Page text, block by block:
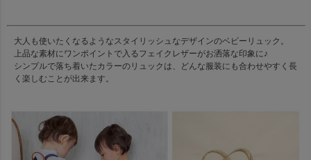
大人も使いたくなるようなスタイリッシュなデザインのベビーリュック。
上品な素材にワンポイントで入るフェイクレザーがお洒落な印象に♪
シンプルで落ち着いたカラーのリュックは、どんな服装にも合わせやすく長
く楽しむことが出来ます。